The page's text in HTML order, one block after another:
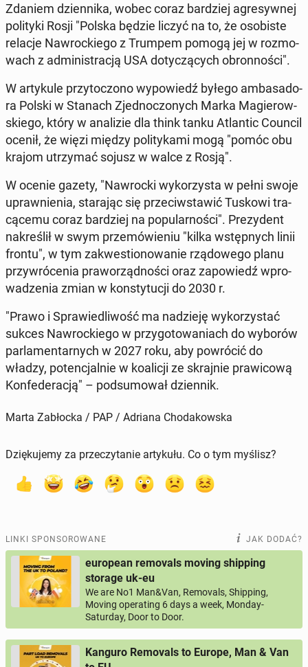
Zdaniem dzien­ni­ka, wobec coraz bar­dziej agre­syw­nej
po­li­ty­ki Rosji "Polska będzie liczyć na to, że oso­bi­ste
relacje Na­wroc­kie­go z Trumpem pomogą jej w roz­mo­
wach z ad­mi­ni­stra­cją USA do­ty­czą­cych obron­no­ści".
W ar­ty­ku­le przy­to­czo­no wy­po­wiedź byłego am­ba­sa­do­
ra Polski w Stanach Zjed­no­czo­nych Marka Ma­gie­row­
skie­go, który w ana­li­zie dla think tanku Atlan­tic Council
ocenił, że więzi między po­li­ty­ka­mi mogą "pomóc obu
krajom utrzy­mać sojusz w walce z Rosją".
W ocenie gazety, "Na­wroc­ki wy­ko­rzy­sta w pełni swoje
upraw­nie­nia, sta­ra­jąc się prze­ciw­sta­wić Tuskowi tra­
cą­ce­mu coraz bar­dziej na po­pu­lar­no­ści". Pre­zy­dent
na­kre­ślił w swym prze­mó­wie­niu "kilka wstęp­nych linii
frontu", w tym za­kwe­stio­no­wa­nie rzą­do­we­go planu
przy­wró­ce­nia pra­wo­rząd­no­ści oraz za­po­wiedź wpro­
wa­dze­nia zmian w kon­sty­tu­cji do 2030 r.
"Prawo i Spra­wie­dli­wość ma na­dzie­ję wy­ko­rzy­stać
sukces Na­wroc­kie­go w przy­go­to­wa­niach do wyborów
par­la­men­tar­nych w 2027 roku, aby po­wró­cić do
władzy, po­ten­cjal­nie w ko­ali­cji ze skraj­nie pra­wi­co­wą
Kon­fe­de­ra­cją" – pod­su­mo­wał dzien­nik.
Marta Zabłocka / PAP / Adriana Chodakowska
Dziękujemy za przeczytanie artykułu. Co o tym myślisz?
LINKI SPONSOROWANE JAK DODAĆ?
european removals moving shipping
storage uk-eu
We are No1 Man&Van, Removals, Shipping,
Moving operating 6 days a week, Monday-
Saturday, Door to Door.
Kanguro Removals to Europe, Man & Van